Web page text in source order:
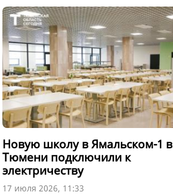
Новую школу в Ямальском-1 в
Тюмени подключили к
электричеству
17 июля 2026, 11:33